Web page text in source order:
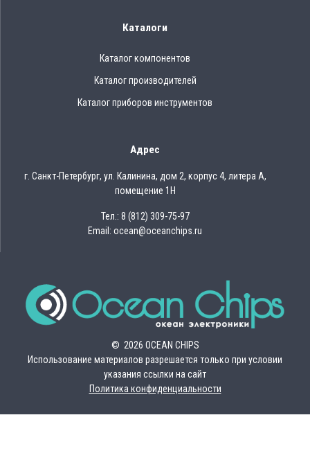
Каталоги
Каталог компонентов
Каталог производителей
Каталог приборов инструментов
Адрес
г. Санкт-Петербург, ул. Калинина, дом 2, корпус 4, литера А,
помещение 1Н
Тел.: 8 (812) 309-75-97
Email: ocean@oceanchips.ru
© 2026 OCEAN CHIPS
Использование материалов разрешается только при условии
указания ссылки на сайт
Политика конфиденциальности